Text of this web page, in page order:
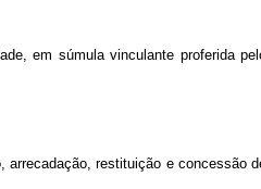
em súmula vinculante proferida
restituição e concessão